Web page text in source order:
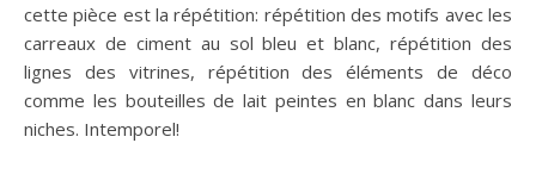
cette pièce est la répétition: répétition des motifs avec les
carreaux de ciment au sol bleu et blanc, répétition des
lignes des vitrines, répétition des éléments de déco
comme les bouteilles de lait peintes en blanc dans leurs
niches. Intemporel!